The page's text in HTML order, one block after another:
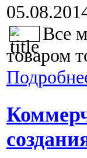
Все
товаром